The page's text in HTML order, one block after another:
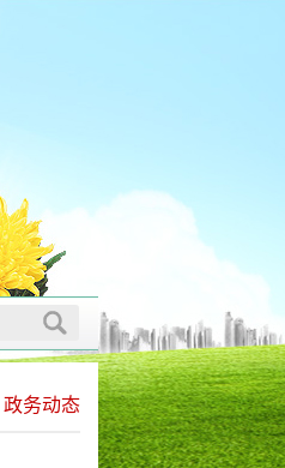
政务动态